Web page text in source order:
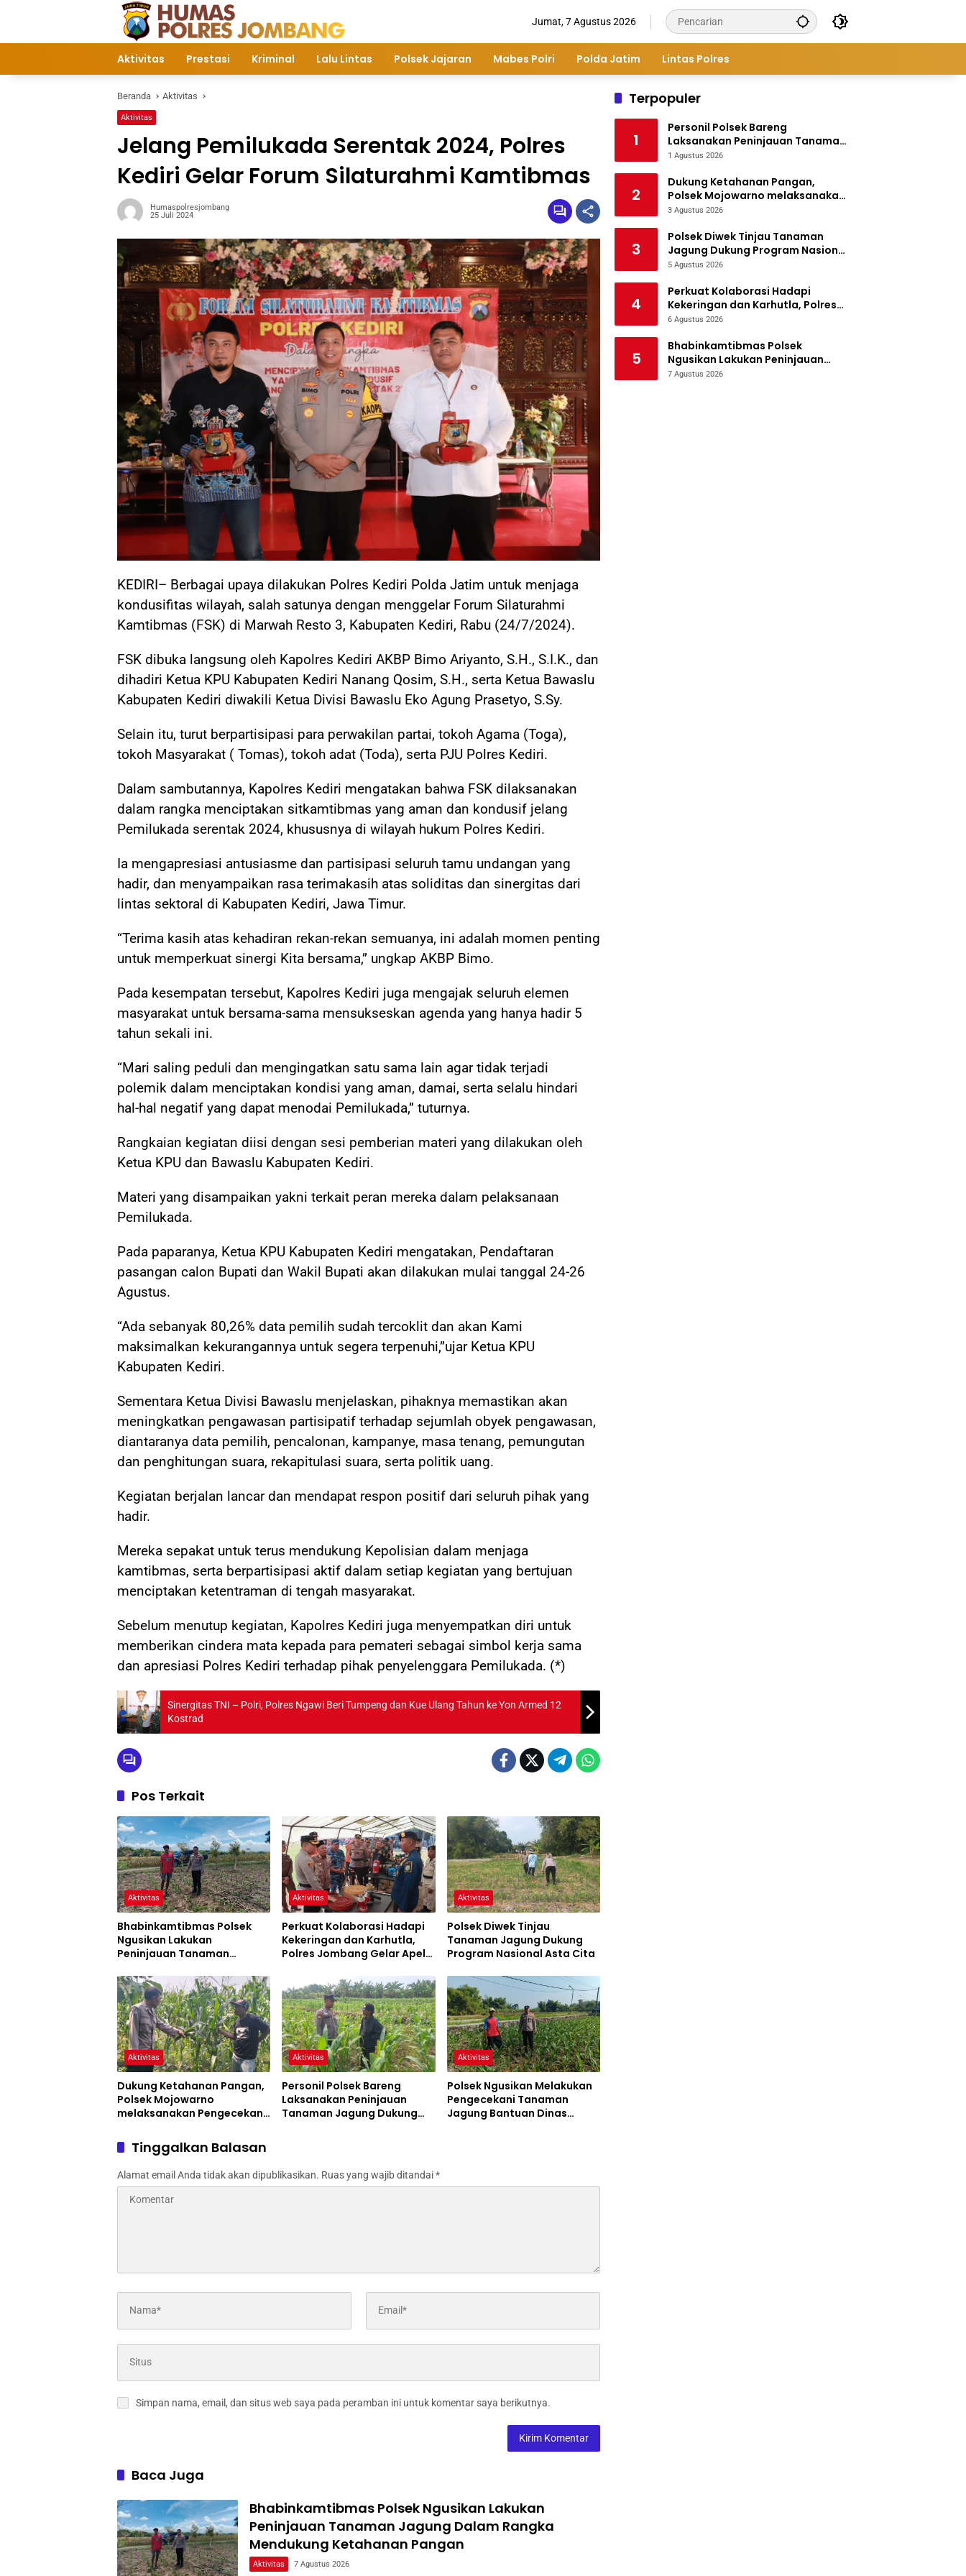
Jumat, 7 Agustus 2026
Aktivitas Prestasi Kriminal Lalu Lintas Polsek Jajaran Mabes Polri Polda Jatim Lintas Polres
Beranda Aktivitas
Aktivitas
Jelang Pemilukada Serentak 2024, Polres
Kediri Gelar Forum Silaturahmi Kamtibmas
Humaspolresjombang
25 Juli 2024
KEDIRI– Berbagai upaya dilakukan Polres Kediri Polda Jatim untuk menjaga
kondusifitas wilayah, salah satunya dengan menggelar Forum Silaturahmi
Kamtibmas (FSK) di Marwah Resto 3, Kabupaten Kediri, Rabu (24/7/2024).
FSK dibuka langsung oleh Kapolres Kediri AKBP Bimo Ariyanto, S.H., S.I.K., dan
dihadiri Ketua KPU Kabupaten Kediri Nanang Qosim, S.H., serta Ketua Bawaslu
Kabupaten Kediri diwakili Ketua Divisi Bawaslu Eko Agung Prasetyo, S.Sy.
Selain itu, turut berpartisipasi para perwakilan partai, tokoh Agama (Toga),
tokoh Masyarakat ( Tomas), tokoh adat (Toda), serta PJU Polres Kediri.
Dalam sambutannya, Kapolres Kediri mengatakan bahwa FSK dilaksanakan
dalam rangka menciptakan sitkamtibmas yang aman dan kondusif jelang
Pemilukada serentak 2024, khususnya di wilayah hukum Polres Kediri.
Ia mengapresiasi antusiasme dan partisipasi seluruh tamu undangan yang
hadir, dan menyampaikan rasa terimakasih atas soliditas dan sinergitas dari
lintas sektoral di Kabupaten Kediri, Jawa Timur.
“Terima kasih atas kehadiran rekan-rekan semuanya, ini adalah momen penting
untuk memperkuat sinergi Kita bersama,” ungkap AKBP Bimo.
Pada kesempatan tersebut, Kapolres Kediri juga mengajak seluruh elemen
masyarakat untuk bersama-sama mensukseskan agenda yang hanya hadir 5
tahun sekali ini.
“Mari saling peduli dan mengingatkan satu sama lain agar tidak terjadi
polemik dalam menciptakan kondisi yang aman, damai, serta selalu hindari
hal-hal negatif yang dapat menodai Pemilukada,” tuturnya.
Rangkaian kegiatan diisi dengan sesi pemberian materi yang dilakukan oleh
Ketua KPU dan Bawaslu Kabupaten Kediri.
Materi yang disampaikan yakni terkait peran mereka dalam pelaksanaan
Pemilukada.
Pada paparanya, Ketua KPU Kabupaten Kediri mengatakan, Pendaftaran
pasangan calon Bupati dan Wakil Bupati akan dilakukan mulai tanggal 24-26
Agustus.
“Ada sebanyak 80,26% data pemilih sudah tercoklit dan akan Kami
maksimalkan kekurangannya untuk segera terpenuhi,”ujar Ketua KPU
Kabupaten Kediri.
Sementara Ketua Divisi Bawaslu menjelaskan, pihaknya memastikan akan
meningkatkan pengawasan partisipatif terhadap sejumlah obyek pengawasan,
diantaranya data pemilih, pencalonan, kampanye, masa tenang, pemungutan
dan penghitungan suara, rekapitulasi suara, serta politik uang.
Kegiatan berjalan lancar dan mendapat respon positif dari seluruh pihak yang
hadir.
Mereka sepakat untuk terus mendukung Kepolisian dalam menjaga
kamtibmas, serta berpartisipasi aktif dalam setiap kegiatan yang bertujuan
menciptakan ketentraman di tengah masyarakat.
Sebelum menutup kegiatan, Kapolres Kediri juga menyempatkan diri untuk
memberikan cindera mata kepada para pemateri sebagai simbol kerja sama
dan apresiasi Polres Kediri terhadap pihak penyelenggara Pemilukada. (*)
Sinergitas TNI – Polri, Polres Ngawi Beri Tumpeng dan Kue Ulang Tahun ke Yon Armed 12
Kostrad
Pos Terkait
Aktivitas
Bhabinkamtibmas Polsek
Ngusikan Lakukan
Peninjauan Tanaman
Mendukung Ketahanan
Pangan
Aktivitas
Perkuat Kolaborasi Hadapi
Kekeringan dan Karhutla,
Polres Jombang Gelar Apel
Aktivitas
Polsek Diwek Tinjau
Tanaman Jagung Dukung
Program Nasional Asta Cita
Aktivitas
Dukung Ketahanan Pangan,
Polsek Mojowarno
melaksanakan Pengecekan
Aktivitas
Personil Polsek Bareng
Laksanakan Peninjauan
Tanaman Jagung Dukung
Aktivitas
Polsek Ngusikan Melakukan
Pengecekani Tanaman
Jagung Bantuan Dinas
Tinggalkan Balasan
Alamat email Anda tidak akan dipublikasikan. Ruas yang wajib ditandai*
Simpan nama, email, dan situs web saya pada peramban ini untuk komentar saya berikutnya.
Baca Juga
Bhabinkamtibmas Polsek Ngusikan Lakukan
Peninjauan Tanaman Jagung Dalam Rangka
Mendukung Ketahanan Pangan
Aktivitas 7 Agustus 2026
Terpopuler
1
Personil Polsek Bareng
Laksanakan Peninjauan Tanaman
Jagung Dukung Program
1 Agustus 2026
2
Dukung Ketahanan Pangan,
Polsek Mojowarno melaksanakan
Pengecekan Tanaman Jagung
3 Agustus 2026
3
Polsek Diwek Tinjau Tanaman
Jagung Dukung Program Nasional
Asta Cita
5 Agustus 2026
4
Perkuat Kolaborasi Hadapi
Kekeringan dan Karhutla, Polres
Jombang Gelar Apel Siaga
6 Agustus 2026
5
Bhabinkamtibmas Polsek
Ngusikan Lakukan Peninjauan
Tanaman Jagung Dalam Rangka
7 Agustus 2026